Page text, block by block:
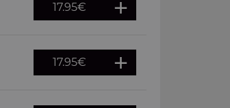
17.95€
17.95€